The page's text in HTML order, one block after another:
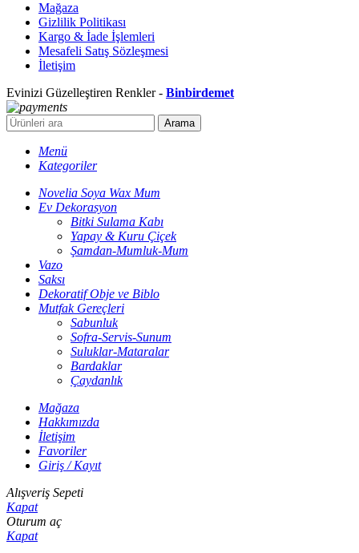
Mağaza
Gizlilik Politikası
Kargo & İade İşlemleri
Mesafeli Satış Sözleşmesi
İletişim
Evinizi Güzelleştiren Renkler - Binbirdemet
Arama
Menü
Kategoriler
Novelia Soya Wax Mum
Ev Dekorasyon
Bitki Sulama Kabı
Yapay & Kuru Çiçek
Şamdan-Mumluk-Mum
Vazo
Saksı
Dekoratif Obje ve Biblo
Mutfak Gereçleri
Sabunluk
Sofra-Servis-Sunum
Suluklar-Mataralar
Bardaklar
Çaydanlık
Mağaza
Hakkımızda
İletişim
Favoriler
Giriş / Kayıt
Alışveriş Sepeti
Kapat
Oturum aç
Kapat